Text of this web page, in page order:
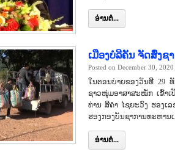
ອ່ານຕໍ່...
ເມືອງບໍລີຄັນ ຈັດສົ່ງຊ
Posted on December 30, 2020
ໃນຕອນບ່າຍຂອງວັນທີ 29
ຊາວໜຸ່ມອາສາສະໝັກ ເຂົ້າ
ທ່ານ ສີຄໍາ ໄຊຍະວົງ ຮອງເ
ຮອງກອງບັນຊາການທະຫາ
ອ່ານຕໍ່...